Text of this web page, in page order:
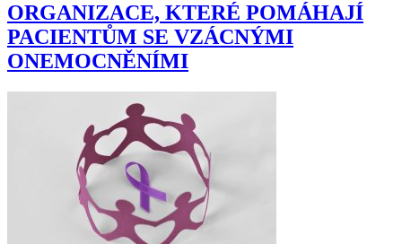
ORGANIZACE, KTERÉ POMÁHAJÍ
PACIENTŮM SE VZÁCNÝMI
ONEMOCNĚNÍMI